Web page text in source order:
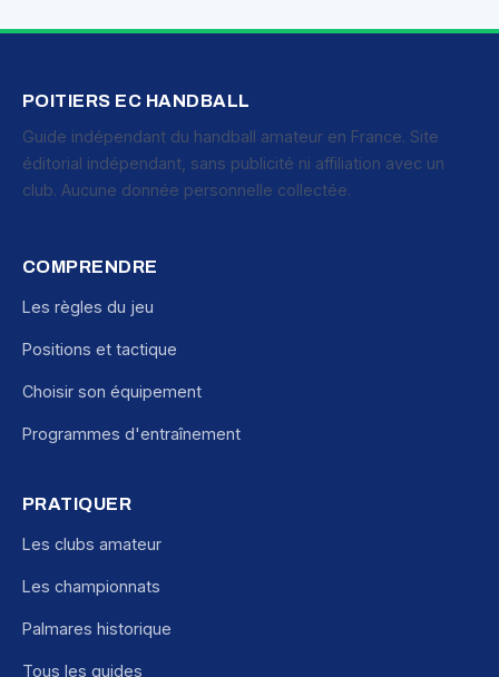
POITIERS EC HANDBALL
Guide indépendant du handball amateur en France. Site
éditorial indépendant, sans publicité ni affiliation avec un
club. Aucune donnée personnelle collectée.
COMPRENDRE
Les règles du jeu
Positions et tactique
Choisir son équipement
Programmes d'entraînement
PRATIQUER
Les clubs amateur
Les championnats
Palmares historique
Tous les guides